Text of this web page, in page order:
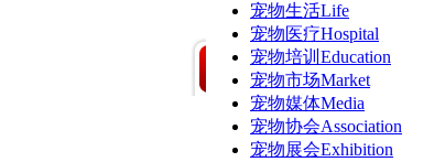
宠物生活Life
宠物医疗Hospital
宠物培训 Education
宠物市场Market
宠物媒体Media
宠物协会Association
宠物展会Exhibition